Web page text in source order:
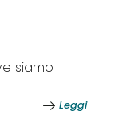
siamo
Leggi